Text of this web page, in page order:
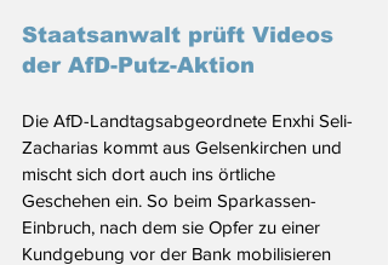
Staatsanwalt prüft Videos
der AfD-Putz-Aktion
Die AfD-Landtagsabgeordnete Enxhi Seli-
Zacharias kommt aus Gelsenkirchen und
mischt sich dort auch ins örtliche
Geschehen ein. So beim Sparkassen-
Einbruch, nach dem sie Opfer zu einer
Kundgebung vor der Bank mobilisieren